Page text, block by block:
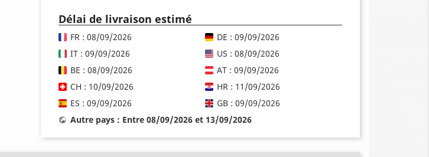
Délai de livraison estimé
FR : 08/09/2026
DE : 09/09/2026
IT : 09/09/2026
US : 08/09/2026
BE : 08/09/2026
AT : 09/09/2026
CH : 10/09/2026
HR : 11/09/2026
ES : 09/09/2026
GB : 09/09/2026
Autre pays : Entre 08/09/2026 et 13/09/2026